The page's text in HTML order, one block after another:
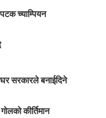
च्याम्पियन
सरकारले बनाईदिने
कीर्तिमान